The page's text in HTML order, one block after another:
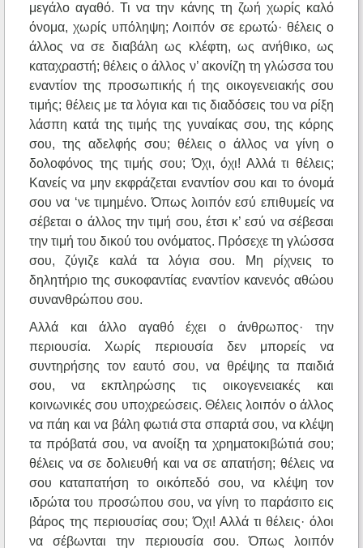
μεγάλο αγαθό. Τι να την κάνης τη ζωή χωρίς καλό
όνομα, χωρίς υπόληψη; Λοιπόν σε ερωτώ· θέλεις ο
άλλος να σε διαβάλη ως κλέφτη, ως ανήθικο, ως
καταχραστή; θέλεις ο άλλος ν’ ακονίζη τη γλώσσα του
εναντίον της προσωπικής ή της οικογενειακής σου
τιμής; θέλεις με τα λόγια και τις διαδόσεις του να ρίξη
λάσπη κατά της τιμής της γυναίκας σου, της κόρης
σου, της αδελφής σου; θέλεις ο άλλος να γίνη ο
δολοφόνος της τιμής σου; Όχι, όχι! Αλλά τι θέλεις;
Κανείς να μην εκφράζεται εναντίον σου και το όνομά
σου να ‘νε τιμημένο. Όπως λοιπόν εσύ επιθυμείς να
σέβεται ο άλλος την τιμή σου, έτσι κ’ εσύ να σέβεσαι
την τιμή του δικού του ονόματος. Πρόσεχε τη γλώσσα
σου, ζύγιζε καλά τα λόγια σου. Μη ρίχνεις το
δηλητήριο της συκοφαντίας εναντίον κανενός αθώου
συνανθρώπου σου.
Αλλά και άλλο αγαθό έχει ο άνθρωπος· την
περιουσία. Χωρίς περιουσία δεν μπορείς να
συντηρήσης τον εαυτό σου, να θρέψης τα παιδιά
σου, να εκπληρώσης τις οικογενειακές και
κοινωνικές σου υποχρεώσεις. Θέλεις λοιπόν ο άλλος
να πάη και να βάλη φωτιά στα σπαρτά σου, να κλέψη
τα πρόβατά σου, να ανοίξη τα χρηματοκιβώτιά σου;
θέλεις να σε δολιευθή και να σε απατήση; θέλεις να
σου καταπατήση το οικόπεδό σου, να κλέψη τον
ιδρώτα του προσώπου σου, να γίνη το παράσιτο εις
βάρος της περιουσίας σου; Όχι! Αλλά τι θέλεις· όλοι
να σέβωνται την περιουσία σου. Όπως λοιπόν